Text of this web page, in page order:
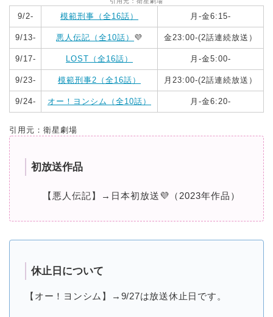
9/2- 模範刑事（全16話） 月-金6:15-
9/13- 悪人伝記（全10話） 💜 金23:00-(2話連続放送）
9/17- LOST（全16話） 月‐金5:00-
9/23- 模範刑事2（全16話） 月23:00-(2話連続放送）
9/24- オー！ヨンシム（全10話） 月‐金6:20-
引用元：衛星劇場
初放送作品
【悪人伝記】→日本初放送💜（2023年作品）
休止日について
【オー！ヨンシム】→9/27は放送休止日です。